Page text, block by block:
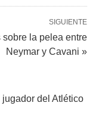
SIGUIENTE
la pelea entre
Neymar y Cavani »
del Atlético